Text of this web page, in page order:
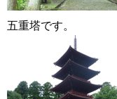
五重塔です。